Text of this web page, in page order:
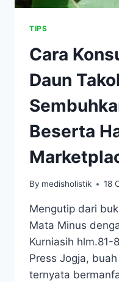
TIPS
Cara
Daun
Beserta
By medisholistik 18
Mengutip dari
Mata Minus
Kurniasih hlm.81-
Press Jogja,
ternyata